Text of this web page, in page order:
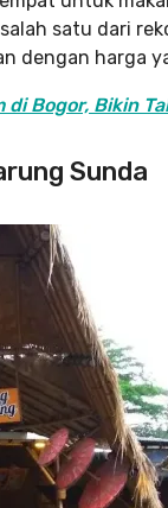
satu dari
dengan harga
di Bogor, Bikin
Sunda